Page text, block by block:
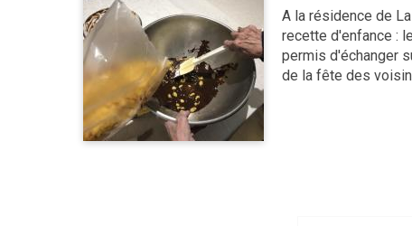
A la résidence de
recette d'enfance :
permis d'échanger
de la fête des